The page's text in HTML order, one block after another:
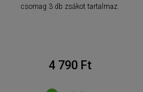
csomag 3 db zsákot tartalmaz.
4 790 Ft